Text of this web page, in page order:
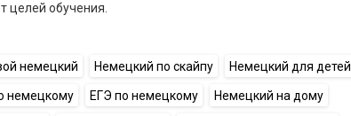
целей обучения.
немецкий Немецкий по скайпу Немецкий для детей
немецкому ЕГЭ по немецкому Немецкий на дому